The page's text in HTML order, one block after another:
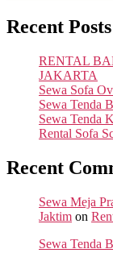
Recent Posts
RENTAL
JAKARTA
Sewa Sofa
Sewa Tenda
Sewa Tenda
Rental Sofa
Recent
Sewa Meja
Jaktim on
Sewa Tenda